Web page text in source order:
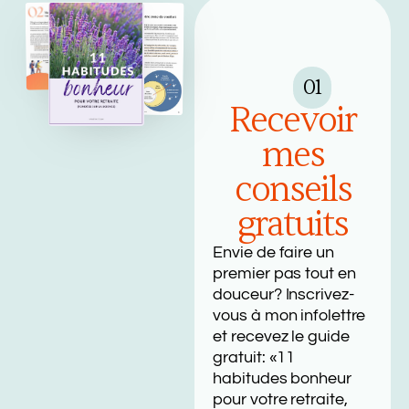
01
Recevoir
mes
conseils
gratuits
Envie de faire un
premier pas tout en
douceur? Inscrivez-
vous à mon infolettre
et recevez le guide
gratuit: «11
habitudes bonheur
pour votre retraite,